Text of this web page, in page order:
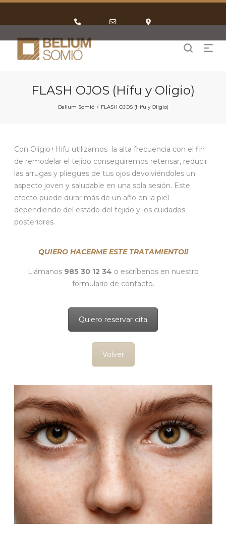
FLASH OJOS (Hifu y Oligio)
Belium Somió / FLASH OJOS (Hifu y Oligio)
Con Oligio+Hifu utilizamos la alta frecuencia con el fin
de remodelar el tejido conseguiremos retensar, reducir
las arrugas y pliegues de tus ojos devolviéndoles un
aspecto joven y saludable en una sola sesión. Este
efecto puede durar más de un año en la piel
dependiendo del estado del tejido y los cuidados
posteriores.
QUIERO HACERME ESTE TRATAMIENTO!!
Llámanos 985 30 12 34 o escríbenos en nuestro
formulario de contacto.
Quiero reservar cita
Volver
for
calling